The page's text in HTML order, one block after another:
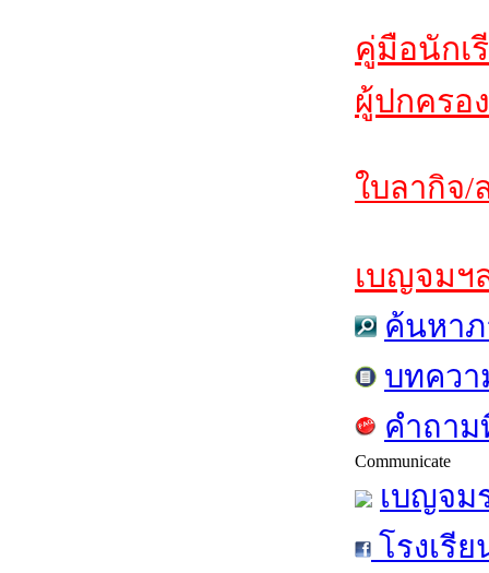
คู่มือนักเ
ผู้ปกครอ
ใบลากิจ/
เบญจมฯ
ค้นหาภ
บทควา
คำถา
Communicate
เบญจม
โรงเรี